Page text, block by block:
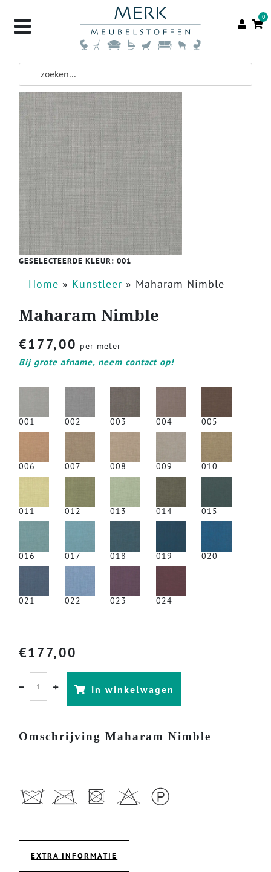
0
GESELECTEERDE KLEUR: 001
Home » Kunstleer » Maharam Nimble
Maharam Nimble
€177,00 per meter
Bij grote afname, neem contact op!
001 002 003 004 005
006 007 008 009 010
011 012 013 014 015
016 017 018 019 020
021 022 023 024
€177,00
in winkelwagen
Omschrijving Maharam Nimble
EXTRA INFORMATIE